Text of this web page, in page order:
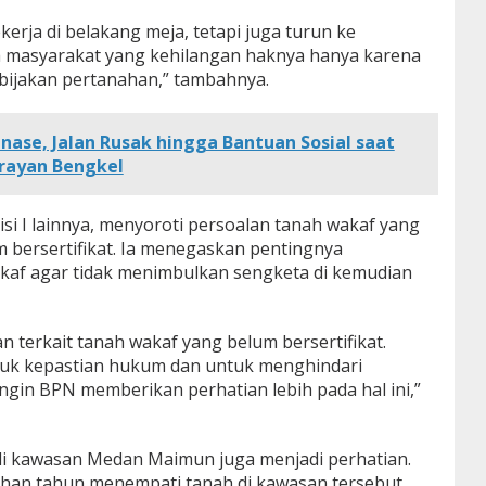
di belakang meja, tetapi juga turun ke
masyarakat yang kehilangan haknya hanya karena
pertanahan,” tambahnya.
Jalan Rusak hingga Bantuan Sosial saat
Bengkel
I lainnya, menyoroti persoalan tanah wakaf yang
bersertifikat. Ia menegaskan pentingnya
agar tidak menimbulkan sengketa di kemudian
terkait tanah wakaf yang belum bersertifikat.
kepastian hukum dan untuk menghindari
BPN memberikan perhatian lebih pada hal ini,”
kawasan Medan Maimun juga menjadi perhatian.